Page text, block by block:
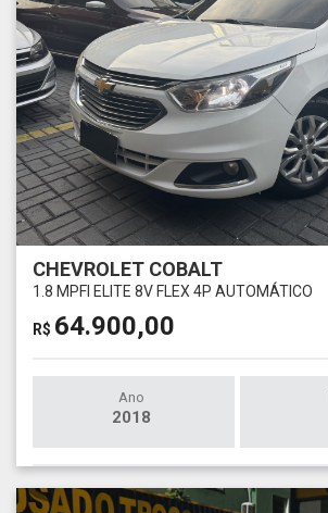
CHEVROLET COBALT
1.8 MPFI ELITE 8V FLEX 4P AUTOMÁTICO
R$ 64.900,00
Ano
2018